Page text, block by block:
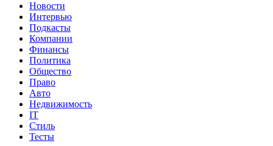
Новости
Интервью
Подкасты
Компании
Финансы
Политика
Общество
Право
Авто
Недвижимость
IT
Стиль
Тесты